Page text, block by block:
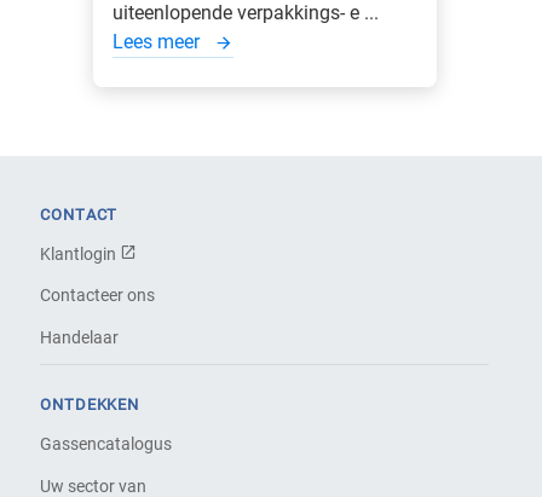
uiteenlopende verpakkings- e ...
Lees meer
CONTACT
Klantlogin
Contacteer ons
Handelaar
ONTDEKKEN
Gassencatalogus
Uw sector van